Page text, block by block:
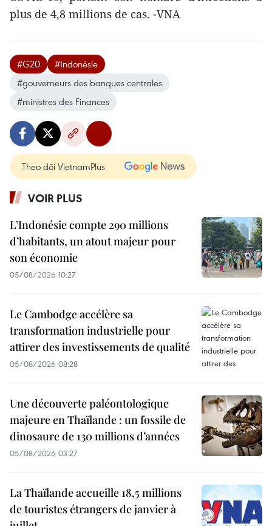
plus de 4,8 millions de cas. -VNA
#G20
#Indonésie
#gouverneurs des banques centrales
#ministres des Finances
Theo dõi VietnamPlus
VOIR PLUS
L’Indonésie compte 290 millions
d’habitants, un atout majeur pour
son économie
05/08/2026 10:27
Le Cambodge accélère sa
transformation industrielle pour
attirer des investissements de qualité
05/08/2026 08:28
Une découverte paléontologique
majeure en Thaïlande : un fossile de
dinosaure de 130 millions d’années
05/08/2026 03:27
La Thaïlande accueille 18,5 millions
de touristes étrangers de janvier à